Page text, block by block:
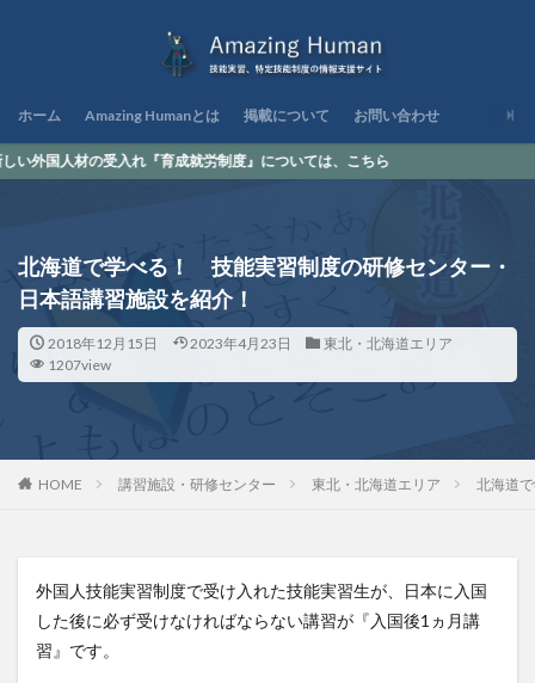
ホーム Amazing Humanとは 掲載について お問い合わせ
育成就労制度』については、こちら
北海道で学べる！ 技能実習制度の研修センター・
日本語講習施設を紹介！
2018年12月15日 2023年4月23日
東北・北海道エリア
1207view
HOME 講習施設・研修センター 東北・北海道エリア 北海道
外国人技能実習制度で受け入れた技能実習生が、日本に入国
した後に必ず受けなければならない講習が『入国後1ヵ月講
習』です。